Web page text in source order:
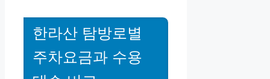
한라산 탐방로별
주차요금과 수용